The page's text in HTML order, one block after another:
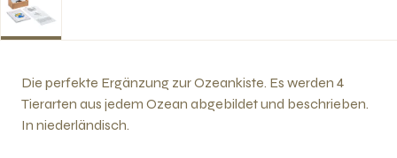
Die perfekte Ergänzung zur Ozeankiste. Es werden 4
Tierarten aus jedem Ozean abgebildet und beschrieben.
In niederländisch.